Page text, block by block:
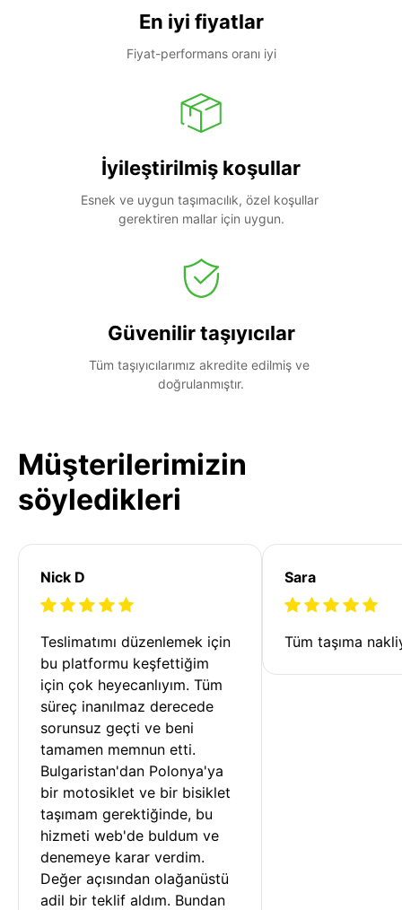
En iyi fiyatlar
Fiyat-performans oranı iyi
İyileştirilmiş koşullar
Esnek ve uygun taşımacılık, özel koşullar
gerektiren mallar için uygun.
Güvenilir taşıyıcılar
Tüm taşıyıcılarımız akredite edilmiş ve
doğrulanmıştır.
Müşterilerimizin
söyledikleri
Nick D
Teslimatımı düzenlemek için
bu platformu keşfettiğim
için çok heyecanlıyım. Tüm
süreç inanılmaz derecede
sorunsuz geçti ve beni
tamamen memnun etti.
Bulgaristan'dan Polonya'ya
bir motosiklet ve bir bisiklet
taşımam gerektiğinde, bu
hizmeti web'de buldum ve
denemeye karar verdim.
Değer açısından olağanüstü
adil bir teklif aldım. Bundan
Sara
Tüm taşıma